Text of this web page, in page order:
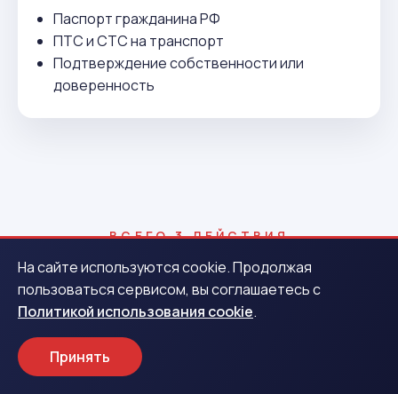
Паспорт гражданина РФ
ПТС и СТС на транспорт
Подтверждение собственности или
доверенность
ВСЕГО 3 ДЕЙСТВИЯ
Как получить деньги в Свирске
1
Заявка
На сайте используются cookie. Продолжая
пользоваться сервисом, вы соглашаетесь с
Политикой использования cookie.
Принять